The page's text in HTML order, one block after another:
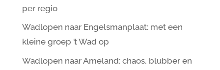
per regio
Wadlopen naar Engelsmanplaat: met een
kleine groep ’t Wad op
Wadlopen naar Ameland: chaos, blubber en